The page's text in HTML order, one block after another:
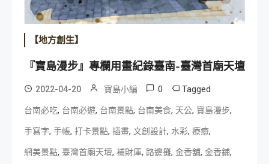
【地方創生】
『寶島漫步』專欄用畫紀錄臺南-臺灣首廟天壇
2022-04-20 寶島小編 0 Tagged
台南必吃, 台南必遊, 台南景點, 台南美食, 天公, 寶島漫步,
手寫字, 手帳, 打卡景點, 插畫, 文創設計, 水彩, 療癒,
網美景點, 臺灣首廟天壇, 補財庫, 路邊攤, 金香舖, 金香鋪,